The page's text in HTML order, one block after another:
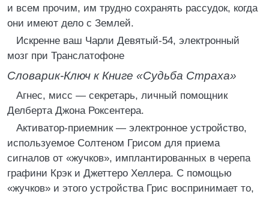
и всем прочим, им трудно сохранять рассудок, когда
они имеют дело с Землей.
Искренне ваш Чарли Девятый-54, электронный
мозг при Транслатофоне
Словарик-Ключ к Книге «Судьба Страха»
Агнес, мисс — секретарь, личный помощник
Делберта Джона Роксентера.
Активатор-приемник — электронное устройство,
используемое Солтеном Грисом для приема
сигналов от «жучков», имплантированных в черепа
графини Крэк и Джеттеро Хеллера. С помощью
«жучков» и этого устройства Грис воспринимает то,